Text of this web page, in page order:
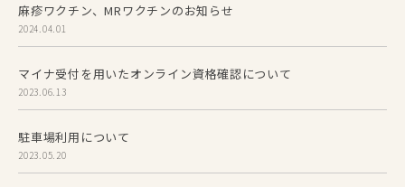
麻疹ワクチン、MRワクチンのお知らせ
2024.04.01
マイナ受付を用いたオンライン資格確認について
2023.06.13
駐車場利用について
2023.05.20